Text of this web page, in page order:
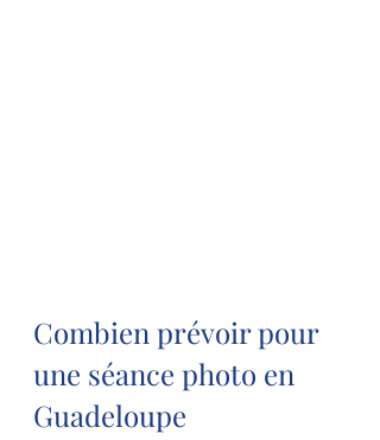
Combien prévoir pour
une séance photo en
Guadeloupe